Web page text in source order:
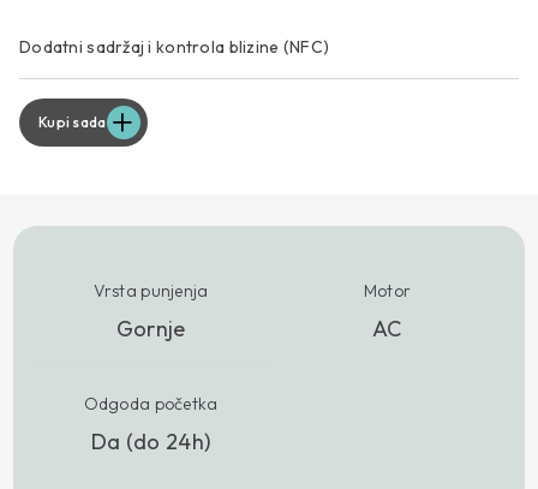
Dodatni sadržaj i kontrola blizine (NFC)
Kupi sada
Vrsta punjenja
Gornje
Motor
AC
Odgoda početka
Da (do 24h)